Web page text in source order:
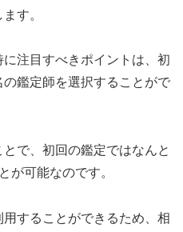
す。
注目すべきポイントは、初
鑑定師を選択することがで
で、初回の鑑定ではなんと
が可能なのです。
することができるため、相